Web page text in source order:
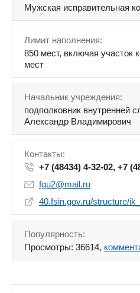
Мужская исправительная
Лимит наполнения:
850 мест, включая участок
мест
Начальник учреждения:
подполковник внутренней
Александр Владимирович
Контакты:
+7 (48434) 4-32-02, +7
fgu2@mail.ru
40.fsin.gov.ru/structure/
Популярность:
Просмотры: 36614,